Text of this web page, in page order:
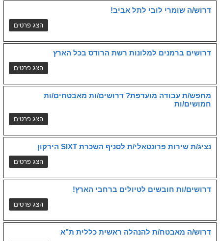
דרוש/ה שומרי לובי לתל אביב!
דרושים ברמנים למלונות רשת הרודס בכל הארץ
מחפש/ת עבודה מועדפת? דרושים/ות מאבטחים/ות
חמושים/ות
נציג/ת שירות פרונטאלי/ת לסניף השכרת SIXT הירקון
דרושים/ות חובשים לטיולים ברחבי הארץ!
דרוש/ה מאבטח/ת להנהלה ראשית כללית ת"א